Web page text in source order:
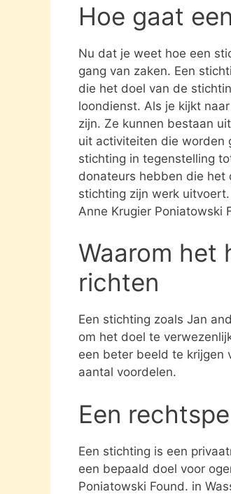
Hoe gaat
Nu dat je weet hoe een
gang van zaken. Een
die het doel van de
loondienst. Als je kijkt
zijn. Ze kunnen bestaan
uit activiteiten die worden
stichting in tegenstelling
donateurs hebben die het
stichting zijn werk
Anne Krugier Poniatowski
Waarom het
richten
Een stichting zoals Jan
om het doel te
een beter beeld te krijgen
aantal voordelen.
Een
Een stichting is een
een bepaald doel voor
Poniatowski Found. in